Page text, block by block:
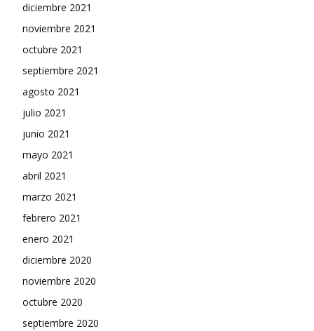
diciembre 2021
noviembre 2021
octubre 2021
septiembre 2021
agosto 2021
julio 2021
junio 2021
mayo 2021
abril 2021
marzo 2021
febrero 2021
enero 2021
diciembre 2020
noviembre 2020
octubre 2020
septiembre 2020